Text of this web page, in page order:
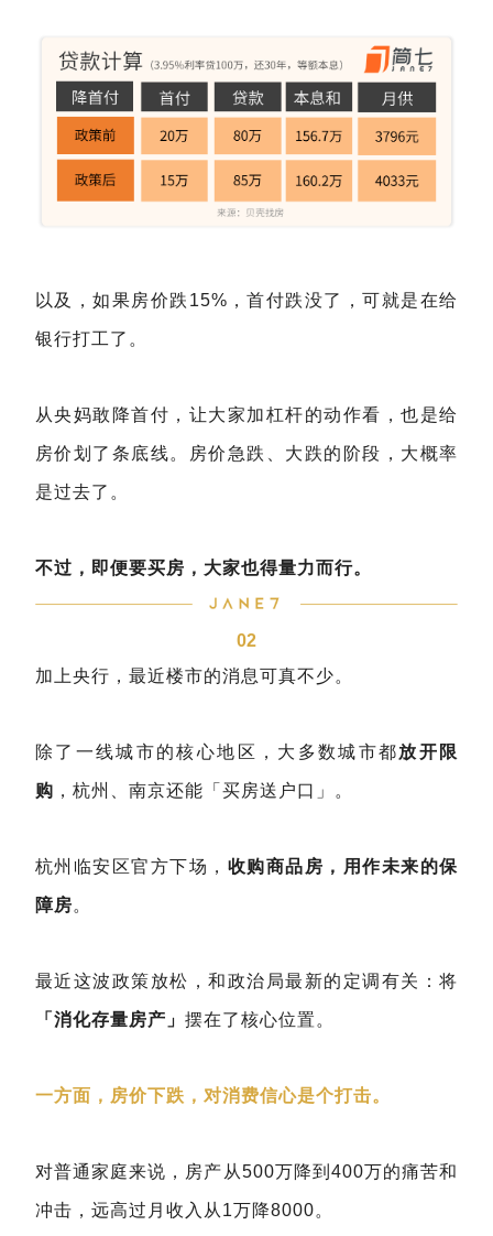
以及，如果房价跌15%，首付跌没了，可就是在给
银行打工了。
从央妈敢降首付，让大家加杠杆的动作看，也是给
房价划了条底线。房价急跌、大跌的阶段，大概率
是过去了。
不过，即便要买房，大家也得量力而行。
02
加上央行，最近楼市的消息可真不少。
除了一线城市的核心地区，大多数城市都放开限
购 ，杭州、南京还能「买房送户口」。
杭州临安区官方下场， 收购商品房，用作未来的保
障房。
最近这波政策放松，和政治局最新的定调有关：将
「消化存量房产」 摆在了核心位置。
一方面，房价下跌，对消费信心是个打击。
对普通家庭来说，房产从500万降到400万的痛苦和
冲击，远高过月收入从1万降8000。